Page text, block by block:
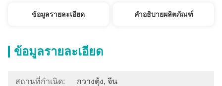
ข้อมูลรายละเอียด คำอธิบายผลิตภัณฑ์
ข้อมูลรายละเอียด
สถานที่กำเนิด: กวางตุ้ง, จีน